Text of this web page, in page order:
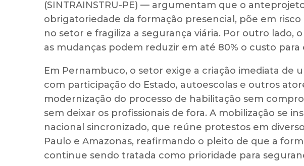
(SINTRAINSTRU-PE) — argumentam que o
obrigatoriedade da formação presencial, põe em
no setor e fragiliza a segurança viária. Por outro lado,
as mudanças podem reduzir em até 80% o custo para
Em Pernambuco, o setor exige a criação imediata de
com participação do Estado, autoescolas e outros
modernização do processo de habilitação sem
sem deixar os profissionais de fora. A mobilização se
nacional sincronizado, que reúne protestos em
Paulo e Amazonas, reafirmando o pleito de que a
continue sendo tratada como prioridade para